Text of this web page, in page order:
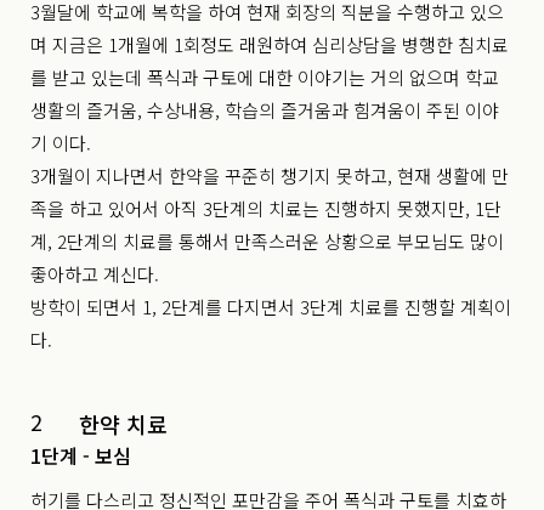
3월달에 학교에 복학을 하여 현재 회장의 직분을 수행하고 있으
며 지금은 1개월에 1회정도 래원하여 심리상담을 병행한 침치료
를 받고 있는데 폭식과 구토에 대한 이야기는 거의 없으며 학교
생활의 즐거움, 수상내용, 학습의 즐거움과 힘겨움이 주된 이야
기 이다.
3개월이 지나면서 한약을 꾸준히 챙기지 못하고, 현재 생활에 만
족을 하고 있어서 아직 3단계의 치료는 진행하지 못했지만, 1단
계, 2단계의 치료를 통해서 만족스러운 상황으로 부모님도 많이
좋아하고 계신다.
방학이 되면서 1, 2단계를 다지면서 3단계 치료를 진행할 계획이
다.
2 한약 치료
1단계 - 보심
허기를 다스리고 정신적인 포만감을 주어 폭식과 구토를 치효하